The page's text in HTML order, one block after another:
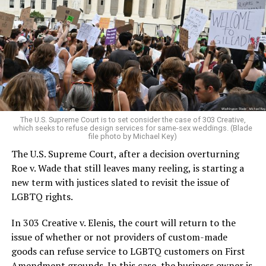
lesbians, white and Black queens, Christians and non-
Christians, and even early gender minorities could cast
aside the racism, sexism, and homophobia of the times
to find acceptance and companionship for a moment.
For regulars, the UpStairs Lounge was a miracle, a small
pocket of acceptance in a broader world where their
very identities were illegal.
On the Sunday night of June 24, 1973, their voices were
silenced in a murderous act of arson that claimed 32
lives and still stands as the deadliest fire in New Orleans
history — and the worst mass killing of gays in 20th
century America.
As 13 fire companies struggled to douse the inferno,
police refused to question the chief suspect, even
though gay witnesses identified and brought the soot-
covered man to officers idly standing by. This suspect,
The U.S. Supreme Court is to set consider the case of 303 Creative,
which seeks to refuse design services for same-sex weddings. (Blade
file photo by Michael Key)
The U.S. Supreme Court, after a decision overturning
Roe v. Wade that still leaves many reeling, is starting a
new term with justices slated to revisit the issue of
LGBTQ rights.
In 303 Creative v. Elenis, the court will return to the
issue of whether or not providers of custom-made
goods can refuse service to LGBTQ customers on First